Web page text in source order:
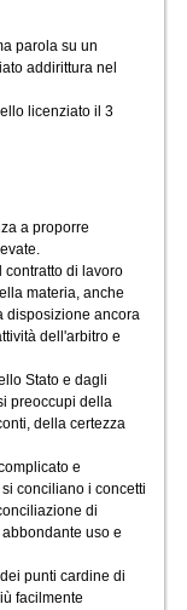
parola su un
addirittura nel
licenziato il 3
a proporre
contratto di lavoro
materia, anche
disposizione ancora
dell'arbitro e
Stato e dagli
preoccupi della
della certezza
e
conciliano i concetti
di
uso e
punti cardine di
facilmente